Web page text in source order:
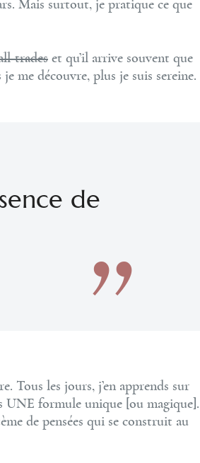
Mais surtout, je pratique ce que
trades et qu’il arrive souvent que
me découvre, plus je suis sereine.
de
Tous les jours, j’en apprends sur
UNE formule unique [ou magique].
de pensées qui se construit au